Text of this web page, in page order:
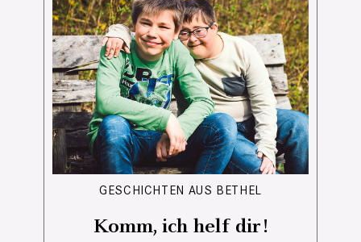
GESCHICHTEN AUS BETHEL
Komm, ich helf dir!